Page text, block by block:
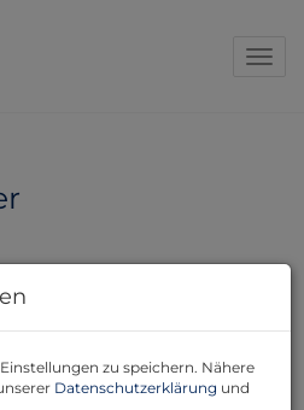
von Herrn Mousawi. Jederzeit
Grüßen Andreas Socher
zu speichern. Nähere
Datenschutzerklärung und